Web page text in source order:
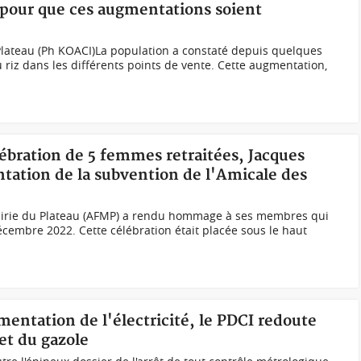
que ces augmentations soient
(Ph KOACI)La population a constaté depuis quelques
riz dans les différents points de vente. Cette augmentation,
de 5 femmes retraitées, Jacques
de la subvention de l'Amicale des
du Plateau (AFMP) a rendu hommage à ses membres qui
2022. Cette célébration était placée sous le haut
de l'électricité, le PDCI redoute
du gazole